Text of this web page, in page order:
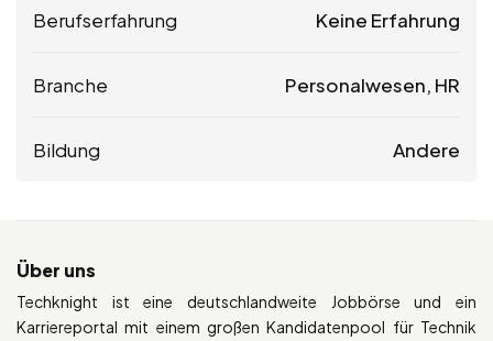
Berufserfahrung Keine Erfahrung
Branche Personalwesen, HR
Bildung Andere
Über uns
Techknight ist eine deutschlandweite Jobbörse und ein
Karriereportal mit einem großen Kandidatenpool für Technik